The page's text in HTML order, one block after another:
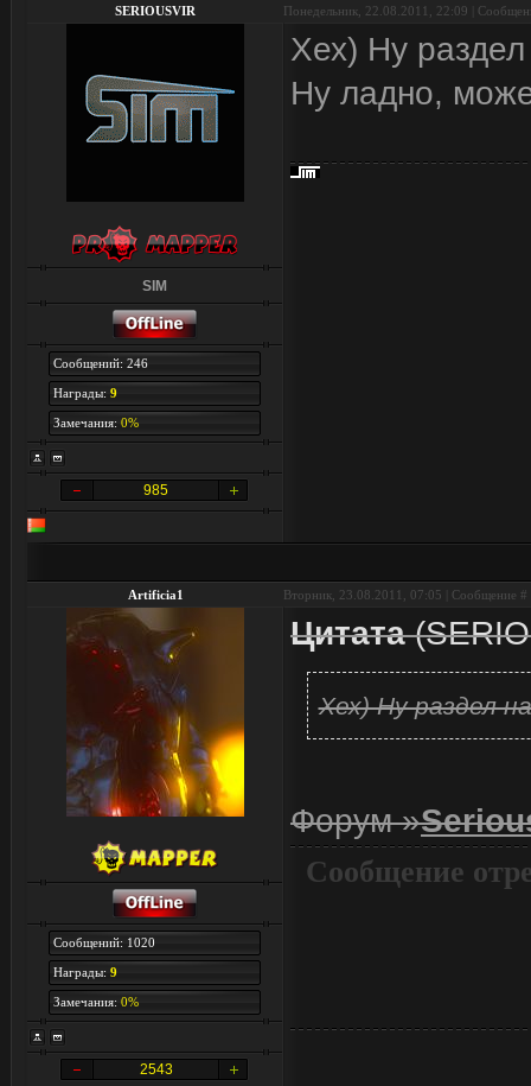
SERIOUSVIR Понедельник, 22.08.2011, 22:09 |
SIM
Сообщений: 246
Награды: 9
Замечания: 0%
985
Хех) Ну
Ну ладно,
Artificia1 Вторник, 23.08.2011, 07:05 | Сообщение #
Сообщений: 1020
Награды: 9
Замечания: 0%
2543
Цитата(
Хех) Ну раздел
Форум »
Сообщение